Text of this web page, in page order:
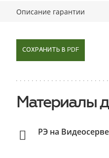
Описание гарантии
СОХРАНИТЬ В PDF
Материалы
РЭ на